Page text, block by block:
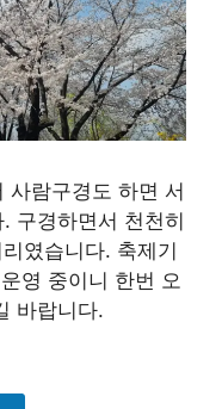
사람구경도 하면 서
구경하면서 천천히
였습니다. 축제기
영 중이니 한번 오
바랍니다.